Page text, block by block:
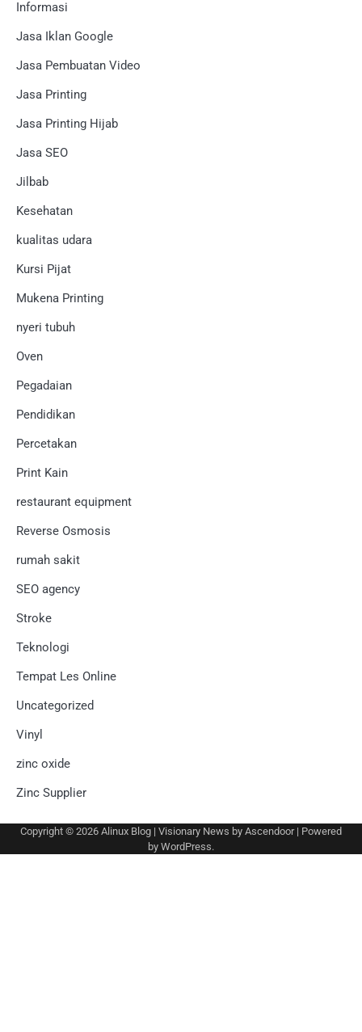
Informasi
Jasa Iklan Google
Jasa Pembuatan Video
Jasa Printing
Jasa Printing Hijab
Jasa SEO
Jilbab
Kesehatan
kualitas udara
Kursi Pijat
Mukena Printing
nyeri tubuh
Oven
Pegadaian
Pendidikan
Percetakan
Print Kain
restaurant equipment
Reverse Osmosis
rumah sakit
SEO agency
Stroke
Teknologi
Tempat Les Online
Uncategorized
Vinyl
zinc oxide
Zinc Supplier
Copyright © 2026 Alinux Blog | Visionary News by Ascendoor| Powered
by WordPress.